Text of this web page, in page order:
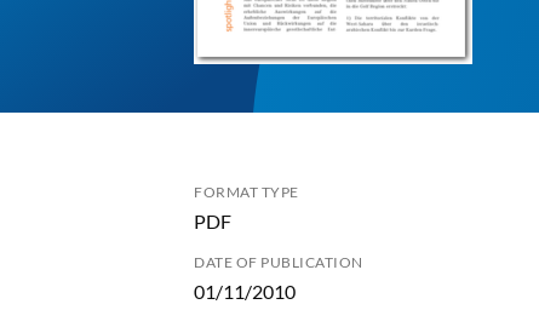
FORMAT TYPE
PDF
DATE OF PUBLICATION
01/11/2010